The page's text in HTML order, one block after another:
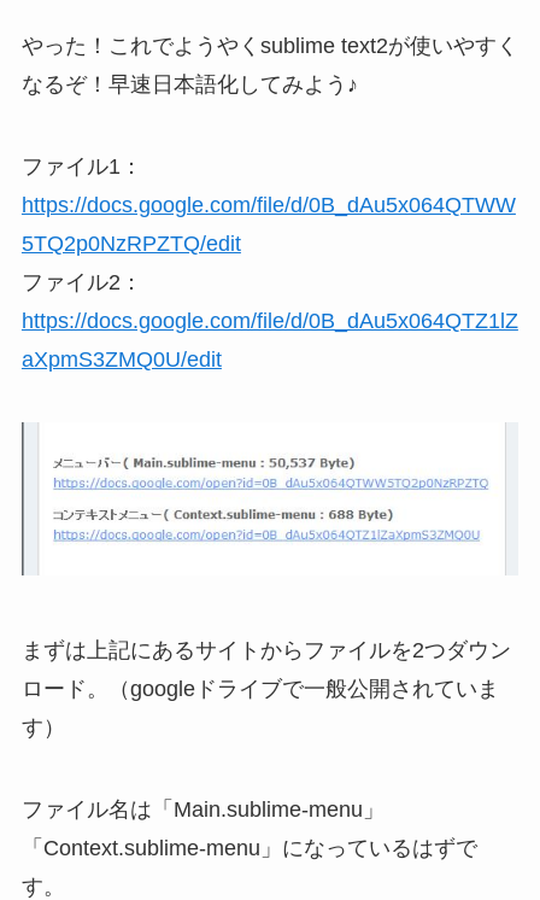
やった！これでようやくsublime text2が使いやすく
なるぞ！早速日本語化してみよう♪
ファイル1：
https://docs.google.com/file/d/0B_dAu5x064QTWW
5TQ2p0NzRPZTQ/edit
ファイル2：
https://docs.google.com/file/d/0B_dAu5x064QTZ1lZ
aXpmS3ZMQ0U/edit
まずは上記にあるサイトからファイルを2つダウン
ロード。（googleドライブで一般公開されていま
す）
ファイル名は「Main.sublime-menu」
「Context.sublime-menu」になっているはずで
す。